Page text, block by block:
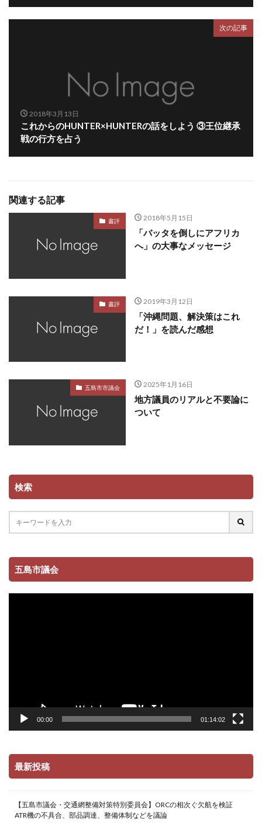
次の記事
2018年3月13日
これからのHUNTER×HUNTERの話をしよう ③王位継承
戦の行方を占う
関連する記事
書評 2018年5月15日
「バッタを倒しにアフリカ
へ」の大事なメッセージ
書評 2019年3月12日
「沖縄問題、解決策はこれ
だ！」を読んだ感想
五島市市議会 2025年1月16日
地方議員のリアルと不要論に
ついて
検索
五島市議会
動
00:00 01:14:02
最新投稿
【五島市議会・交通網整備対策特別委員会】ORCの相次ぐ欠航を検証
ATR機の不具合、部品調達、整備体制などを議論